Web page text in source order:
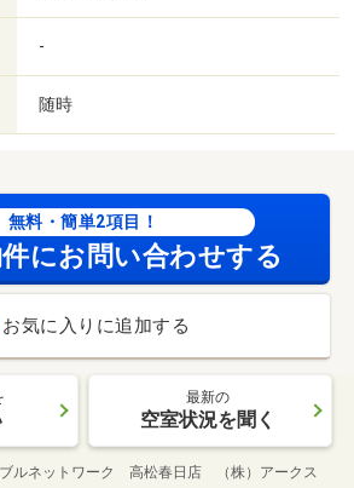
-
随時
無料・簡単2項目！
にお問い合わせする
お気に入りに追加する
最新の
空室状況を聞く
ルネットワーク 高松春日店 （株）アークス